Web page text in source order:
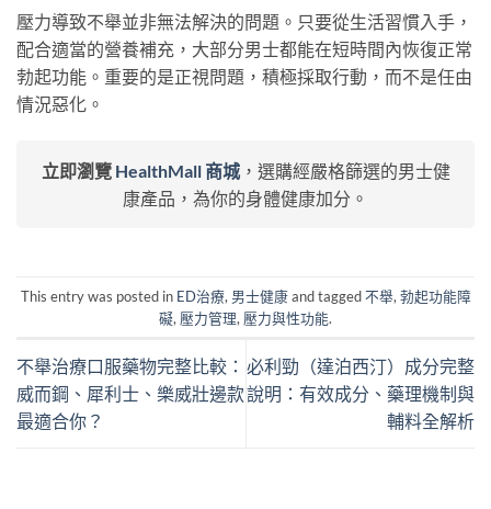
壓力導致不舉並非無法解決的問題。只要從生活習慣入手，
配合適當的營養補充，大部分男士都能在短時間內恢復正常
勃起功能。重要的是正視問題，積極採取行動，而不是任由
情況惡化。
立即瀏覽 HealthMall 商城，選購經嚴格篩選的男士健
康產品，為你的身體健康加分。
This entry was posted in ED治療, 男士健康and tagged不舉, 勃起功能障
礙, 壓力管理, 壓力與性功能.
不舉治療口服藥物完整比較：
威而鋼、犀利士、樂威壯邊款
最適合你？
必利勁（達泊西汀）成分完整
說明：有效成分、藥理機制與
輔料全解析